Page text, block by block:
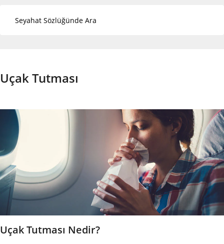
Uçak Tutması
Uçak Tutması Nedir?